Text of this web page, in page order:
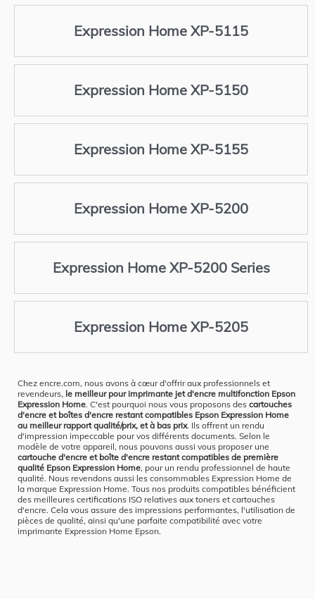
Expression Home XP-5115
Expression Home XP-5150
Expression Home XP-5155
Expression Home XP-5200
Expression Home XP-5200 Series
Expression Home XP-5205
Chez encre.com, nous avons à cœur d'offrir aux professionnels et
revendeurs, le meilleur pour imprimante jet d'encre multifonction Epson
Expression Home. C'est pourquoi nous vous proposons des cartouches
d'encre et boîtes d'encre restant compatibles Epson Expression Home
au meilleur rapport qualité/prix, et à bas prix. Ils offrent un rendu
d'impression impeccable pour vos différents documents. Selon le
modèle de votre appareil, nous pouvons aussi vous proposer une
cartouche d'encre et boîte d'encre restant compatibles de première
qualité Epson Expression Home, pour un rendu professionnel de haute
qualité. Nous revendons aussi les consommables Expression Home de
la marque Expression Home. Tous nos produits compatibles bénéficient
des meilleures certifications ISO relatives aux toners et cartouches
d'encre. Cela vous assure des impressions performantes, l'utilisation de
pièces de qualité, ainsi qu'une parfaite compatibilité avec votre
imprimante Expression Home Epson.